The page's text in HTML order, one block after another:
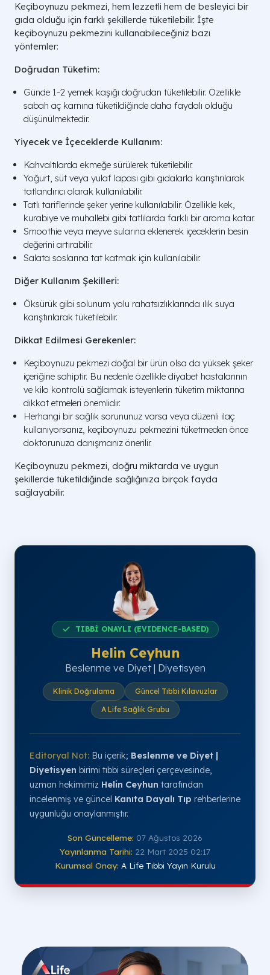
Keçiboynuzu pekmezi, hem lezzetli hem de besleyici bir
gıda olduğu için farklı şekillerde tüketilebilir. İşte
keçiboynuzu pekmezini kullanabileceğiniz bazı
yöntemler:
Doğrudan Tüketim:
Günde 1-2 yemek kaşığı doğrudan tüketilebilir. Özellikle
sabah aç karnına tüketildiğinde daha faydalı olduğu
düşünülmektedir.
Yiyecek ve İçeceklerde Kullanım:
Kahvaltılarda ekmeğe sürülerek tüketilebilir.
Yoğurt, süt veya yulaf lapası gibi gıdalarla karıştırılarak
tatlandırıcı olarak kullanılabilir.
Tatlı tariflerinde şeker yerine kullanılabilir. Özellikle kek,
kurabiye ve muhallebi gibi tatlılarda farklı bir aroma katar.
Smoothie veya meyve sularına eklenerek içeceklerin besin
değerini artırabilir.
Salata soslarına tat katmak için kullanılabilir.
Diğer Kullanım Şekilleri:
Öksürük gibi solunum yolu rahatsızlıklarında ılık suya
karıştırılarak tüketilebilir.
Dikkat Edilmesi Gerekenler:
Keçiboynuzu pekmezi doğal bir ürün olsa da yüksek şeker
içeriğine sahiptir. Bu nedenle özellikle diyabet hastalarının
ve kilo kontrolü sağlamak isteyenlerin tüketim miktarına
dikkat etmeleri önemlidir.
Herhangi bir sağlık sorununuz varsa veya düzenli ilaç
kullanıyorsanız, keçiboynuzu pekmezini tüketmeden önce
doktorunuza danışmanız önerilir.
Keçiboynuzu pekmezi, doğru miktarda ve uygun
şekillerde tüketildiğinde sağlığınıza birçok fayda
sağlayabilir.
TIBBİ ONAYLI (EVIDENCE-BASED)
Helin Ceyhun
Beslenme ve Diyet | Diyetisyen
Klinik Doğrulama
Güncel Tıbbi Kılavuzlar
A Life Sağlık Grubu
Editoryal Not: Bu içerik; Beslenme ve Diyet |
Diyetisyen birimi tıbbi süreçleri çerçevesinde,
uzman hekimimiz Helin Ceyhun tarafından
incelenmiş ve güncel Kanıta Dayalı Tıp rehberlerine
uygunluğu onaylanmıştır.
Son Güncelleme: 07 Ağustos 2026
Yayınlanma Tarihi: 22 Mart 2025 02:17
Kurumsal Onay: A Life Tıbbi Yayın Kurulu